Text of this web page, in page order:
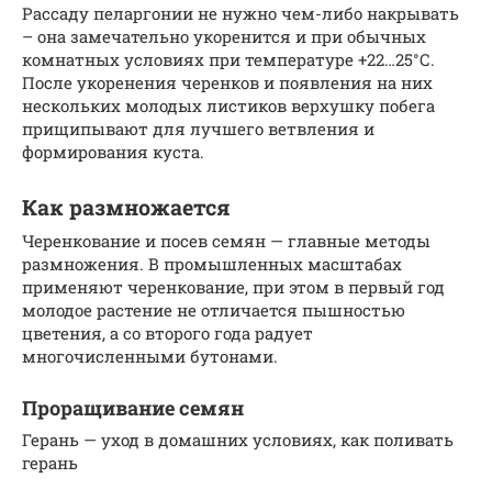
Рассаду пеларгонии не нужно чем-либо накрывать
– она замечательно укоренится и при обычных
комнатных условиях при температуре +22…25°С.
После укоренения черенков и появления на них
нескольких молодых листиков верхушку побега
прищипывают для лучшего ветвления и
формирования куста.
Как размножается
Черенкование и посев семян — главные методы
размножения. В промышленных масштабах
применяют черенкование, при этом в первый год
молодое растение не отличается пышностью
цветения, а со второго года радует
многочисленными бутонами.
Проращивание семян
Герань — уход в домашних условиях, как поливать
герань